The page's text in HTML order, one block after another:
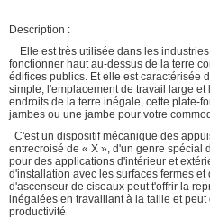
Description :
Elle est très utilisée dans les
fonctionner haut au-dessus de la terre
édifices publics. Et elle est caractérisée
simple, l'emplacement de travail large
endroits de la terre inégale, cette plate-
jambes ou une jambe pour votre
C'est un dispositif mécanique des
entrecroisé de « X », d'un genre spécial
pour des applications d'intérieur et
d'installation avec les surfaces fermes
d'ascenseur de ciseaux peut t'offrir la
inégalées en travaillant à la taille et
productivité